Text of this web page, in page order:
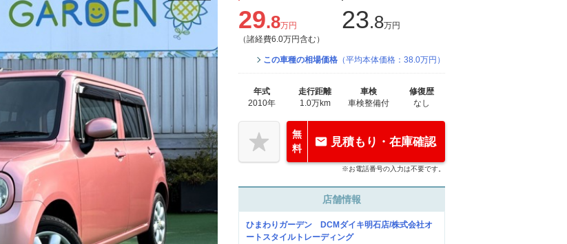
29.8万円
（諸経費6.0万円含む）
23.8万円
この車種の相場価格 （平均本体価格：38.0万円）
年式
2010年
走行距離
1.0万km
車検
車検整備付
修復歴
なし
無
料
見積もり・在庫確認
※お電話番号の入力は不要です。
店舗情報
ひまわりガーデン DCMダイキ明石店/株式会社オ
ートスタイルトレーディング